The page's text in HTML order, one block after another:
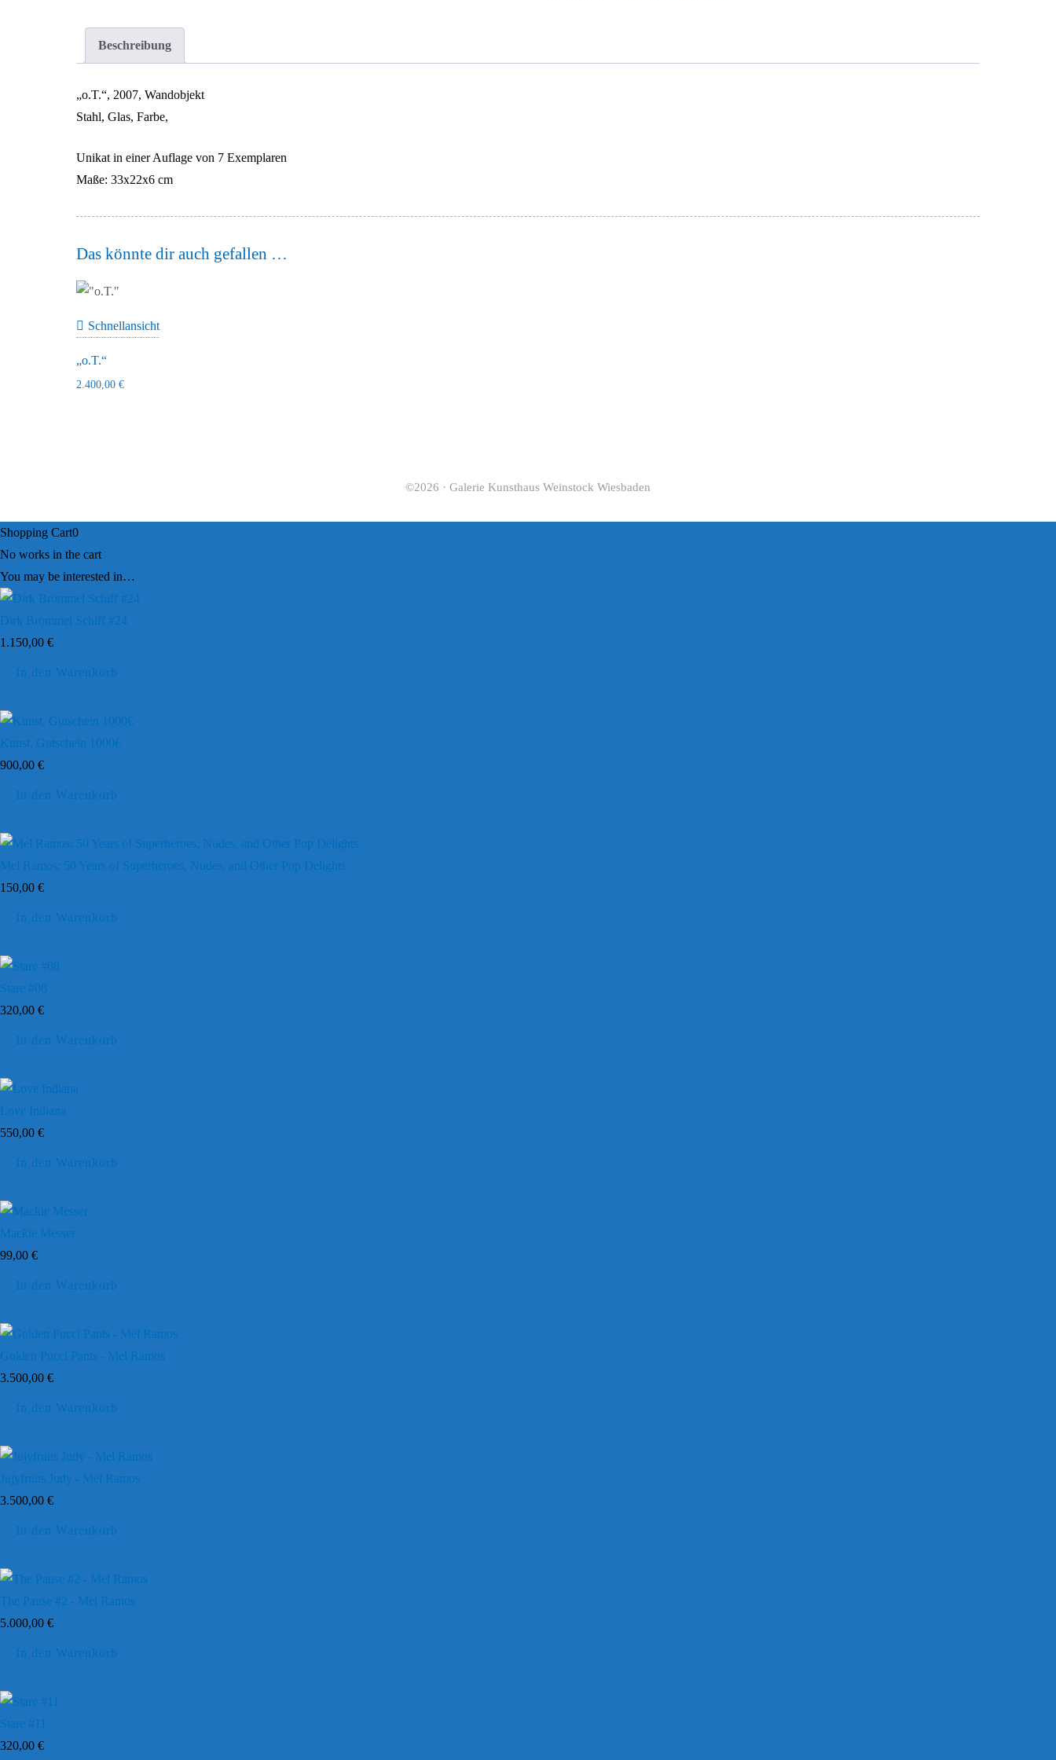
Beschreibung
„o.T.“, 2007, Wandobjekt
Stahl, Glas, Farbe,
Unikat in einer Auflage von 7 Exemplaren
Maße: 33x22x6 cm
Das könnte dir auch gefallen …
Schnellansicht
„o.T.“
2.400,00 €
©2026 · Galerie Kunsthaus Weinstock Wiesbaden
Shopping Cart0
No works in the cart
You may be interested in…
Dirk Brömmel Schiff #24
1.150,00 €
In den Warenkorb
Kunst. Gutschein 1000€
900,00 €
In den Warenkorb
Mel Ramos: 50 Years of Superheroes, Nudes, and Other Pop Delights
150,00 €
In den Warenkorb
Stare #08
320,00 €
In den Warenkorb
Love Indiana
550,00 €
In den Warenkorb
Mackie Messer
99,00 €
In den Warenkorb
Golden Pucci Pants - Mel Ramos
3.500,00 €
In den Warenkorb
Jujyfruits Judy - Mel Ramos
3.500,00 €
In den Warenkorb
The Pause #2 - Mel Ramos
5.000,00 €
In den Warenkorb
Stare #11
320,00 €